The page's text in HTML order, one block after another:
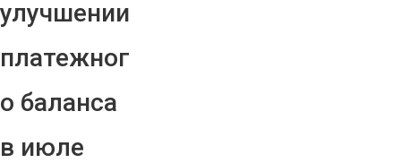
улучшении
платежног
о баланса
в июле